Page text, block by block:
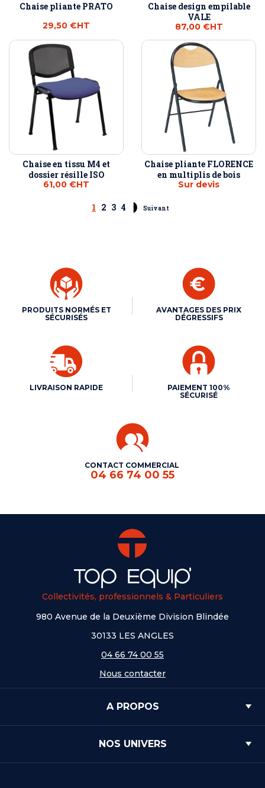
Chaise pliante PRATO
29,50 €HT
Chaise design empilable
VALE
87,00 €HT
Chaise en tissu M4 et
dossier résille ISO
61,00 €HT
Chaise pliante FLORENCE
en multiplis de bois
Sur devis
1 2 3 4 Suivant
PRODUITS NORMÉS ET
SÉCURISÉS
AVANTAGES DES PRIX
DÉGRESSIFS
LIVRAISON RAPIDE
PAIEMENT 100%
SÉCURISÉ
CONTACT COMMERCIAL
04 66 74 00 55
Collectivités, professionnels & Particuliers
980 Avenue de la Deuxième Division Blindée
30133 LES ANGLES
04 66 74 00 55
Nous contacter
A PROPOS
NOS UNIVERS